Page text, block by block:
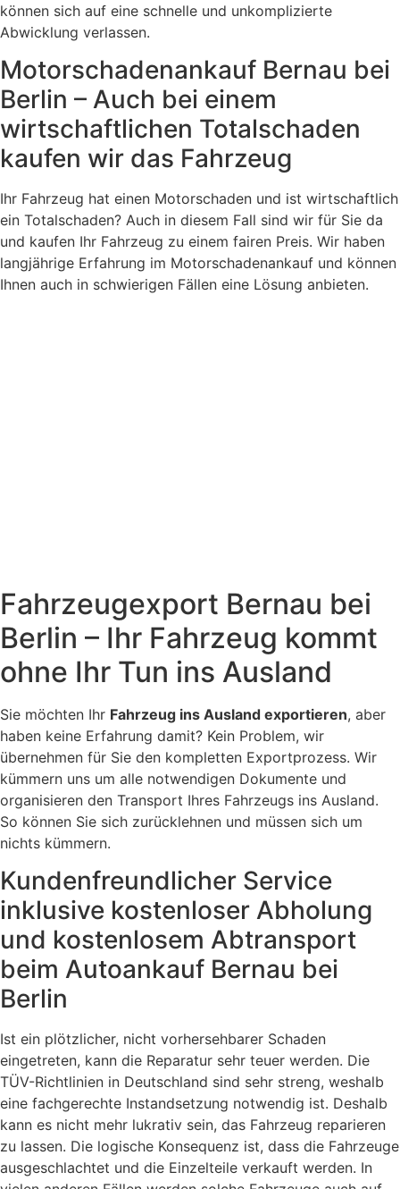
können sich auf eine schnelle und unkomplizierte
Abwicklung verlassen.
Motorschadenankauf Bernau bei
Berlin – Auch bei einem
wirtschaftlichen Totalschaden
kaufen wir das Fahrzeug
Ihr Fahrzeug hat einen Motorschaden und ist wirtschaftlich
ein Totalschaden? Auch in diesem Fall sind wir für Sie da
und kaufen Ihr Fahrzeug zu einem fairen Preis. Wir haben
langjährige Erfahrung im Motorschadenankauf und können
Ihnen auch in schwierigen Fällen eine Lösung anbieten.
Fahrzeugexport Bernau bei
Berlin – Ihr Fahrzeug kommt
ohne Ihr Tun ins Ausland
Sie möchten Ihr Fahrzeug ins Ausland exportieren, aber
haben keine Erfahrung damit? Kein Problem, wir
übernehmen für Sie den kompletten Exportprozess. Wir
kümmern uns um alle notwendigen Dokumente und
organisieren den Transport Ihres Fahrzeugs ins Ausland.
So können Sie sich zurücklehnen und müssen sich um
nichts kümmern.
Kundenfreundlicher Service
inklusive kostenloser Abholung
und kostenlosem Abtransport
beim Autoankauf Bernau bei
Berlin
Ist ein plötzlicher, nicht vorhersehbarer Schaden
eingetreten, kann die Reparatur sehr teuer werden. Die
TÜV-Richtlinien in Deutschland sind sehr streng, weshalb
eine fachgerechte Instandsetzung notwendig ist. Deshalb
kann es nicht mehr lukrativ sein, das Fahrzeug reparieren
zu lassen. Die logische Konsequenz ist, dass die Fahrzeuge
ausgeschlachtet und die Einzelteile verkauft werden. In